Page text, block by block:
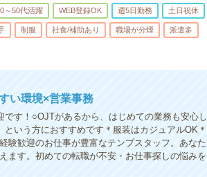
～50代活躍 WEB登録OK 週5日勤務 土日祝休
制服 社食/補助あり 職場が分煙 派遣多
い環境×営業事務
す！○OJTがあるから、はじめての業務も安心し
いう方におすすめです＊服装はカジュアルOK＊
験歓迎のお仕事が豊富なテンプスタッフ。あなた
ます。初めての転職が不安・お仕事探しの悩みを